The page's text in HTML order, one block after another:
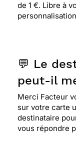
de 1 €. Libre à
💬 Le
peut-il
Merci Facteur
sur votre carte
destinataire
vous répondre